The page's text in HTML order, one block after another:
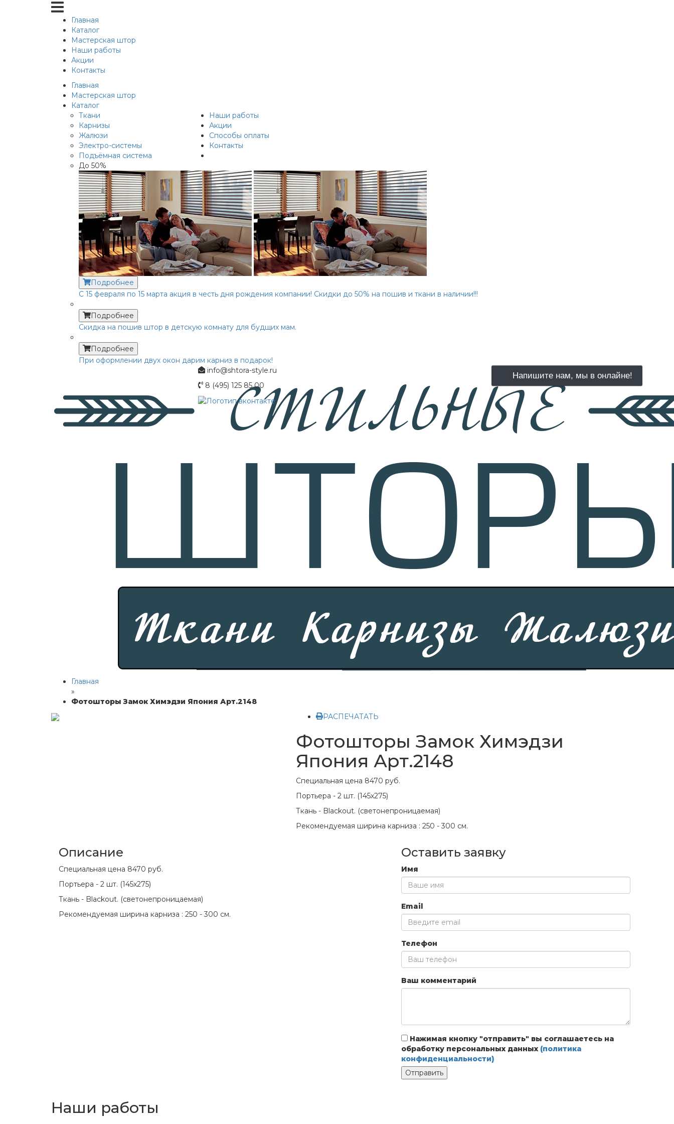
Главная
Каталог
Мастерская штор
Наши работы
Акции
Контакты
Главная
Мастерская штор
Каталог
Ткани
Карнизы
Жалюзи
Электро-системы
Подъёмная система
Наши работы
Акции
Способы оплаты
Контакты
До 50%
Подробнее
С 15 февраля по 15 марта акция в честь дня рождения компании! Скидки до 50% на пошив и ткани в наличии!!!
Подробнее
Скидка на пошив штор в детскую комнату для будщих мам.
Подробнее
При оформлении двух окон дарим карниз в подарок!
info@shtora-style.ru
8 (495) 125 85 00
Напишите нам, мы в онлайне!
Главная
»
Фотошторы Замок Химэдзи Япония Арт.2148
РАСПЕЧАТАТЬ
Фотошторы Замок Химэдзи
Япония Арт.2148
Специальная цена 8470 руб.
Портьера - 2 шт. (145х275)
Ткань - Blackout. (светонепроницаемая)
Рекомендуемая ширина карниза : 250 - 300 см.
Описание
Специальная цена 8470 руб.
Портьера - 2 шт. (145х275)
Ткань - Blackout. (светонепроницаемая)
Рекомендуемая ширина карниза : 250 - 300 см.
Оставить заявку
Имя
Email
Телефон
Ваш комментарий
Нажимая кнопку "отправить" вы соглашаетесь на
обработку персональных данных (политика
конфиденциальности)
Отправить
Наши работы